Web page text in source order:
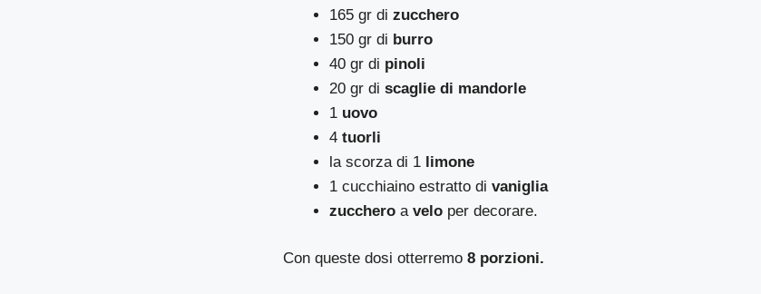
165 gr di zucchero
150 gr di burro
40 gr di pinoli
20 gr di scaglie di mandorle
1 uovo
4 tuorli
la scorza di 1 limone
1 cucchiaino estratto di vaniglia
zucchero a velo per decorare.
Con queste dosi otterremo8 porzioni.